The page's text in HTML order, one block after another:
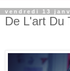
vendredi 13
De L'art Du